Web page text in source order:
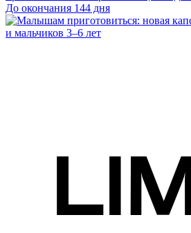
До окончания 144 дня